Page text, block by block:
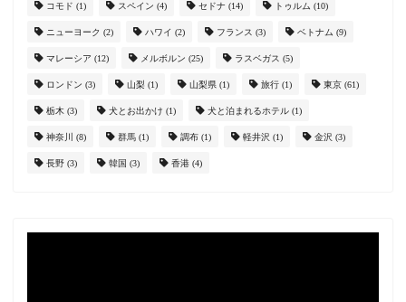
コモド (1) スペイン (4) セドナ (14) トゥルム (10)
ニューヨーク (2) ハワイ (2) フランス (3) ベトナム (9)
マレーシア (12) メルボルン (25) ラスベガス (5)
ロンドン (3) 山梨 (1) 山梨県 (1) 旅行 (1) 東京 (61)
栃木 (3) 犬とお出かけ (1) 犬と泊まれるホテル (1)
神奈川 (8) 群馬 (1) 調布 (1) 軽井沢 (1) 金沢 (3)
長野 (3) 韓国 (3) 香港 (4)